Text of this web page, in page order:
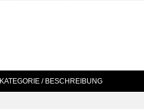
KATEGORIE / BESCHREIBUNG